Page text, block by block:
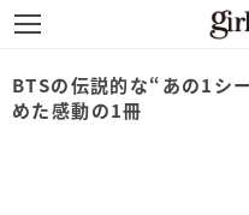
BTSの伝説的な“あの1シ
めた感動の1冊